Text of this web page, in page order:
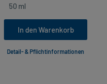
In den Warenkorb
Detail- & Pflichtinformationen